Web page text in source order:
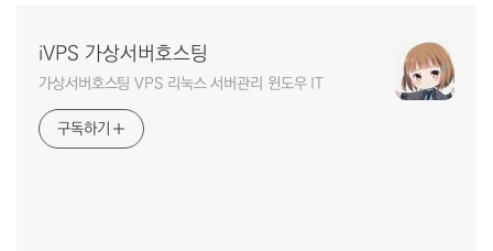
iVPS 가상서버호스팅
가상서버호스팅 VPS 리눅스 서버관리 윈도우 IT
구독하기